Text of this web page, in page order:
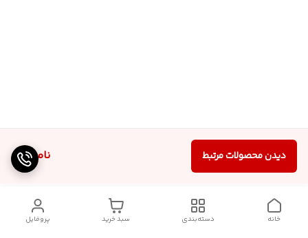
ناموجود دیدن محصولات مرتبط
پروفایل سبد خرید دسته‌بندی خانه